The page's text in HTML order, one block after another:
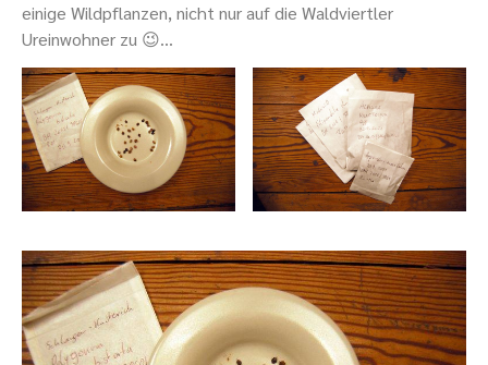
einige Wildpflanzen, nicht nur auf die Waldviertler
Ureinwohner zu 😉…